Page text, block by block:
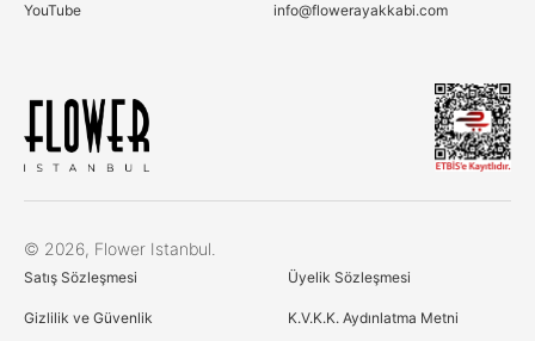
YouTube info@flowerayakkabi.com
© 2026, Flower Istanbul.
Satış Sözleşmesi Üyelik Sözleşmesi
Gizlilik ve Güvenlik K.V.K.K. Aydınlatma Metni
Çerez Kullanımı
Birinci ve üçüncü kişi çerezlerini analiz amacıyla,
bağlantılı reklamlar göstermek için kullanıyoruz. Daha fazla